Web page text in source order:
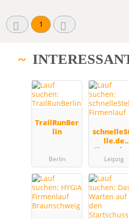
1
TrailRunBer
lin
Berlin
lle.de
Leipzig